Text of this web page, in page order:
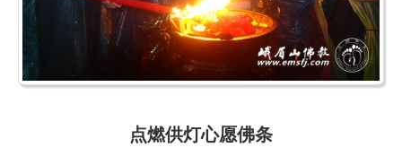
点燃供灯心愿佛条